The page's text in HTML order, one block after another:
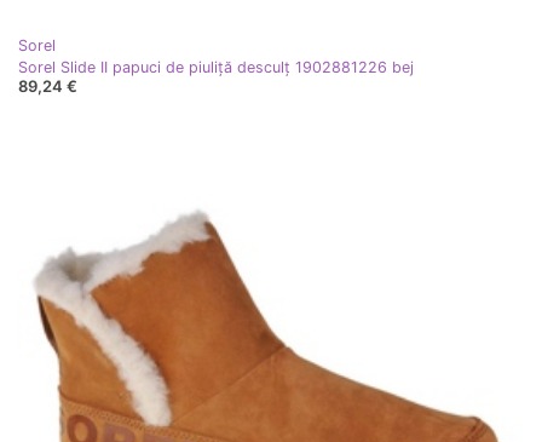
Sorel
Sorel Slide II papuci de piuliță desculț 1902881226 bej
89,24 €